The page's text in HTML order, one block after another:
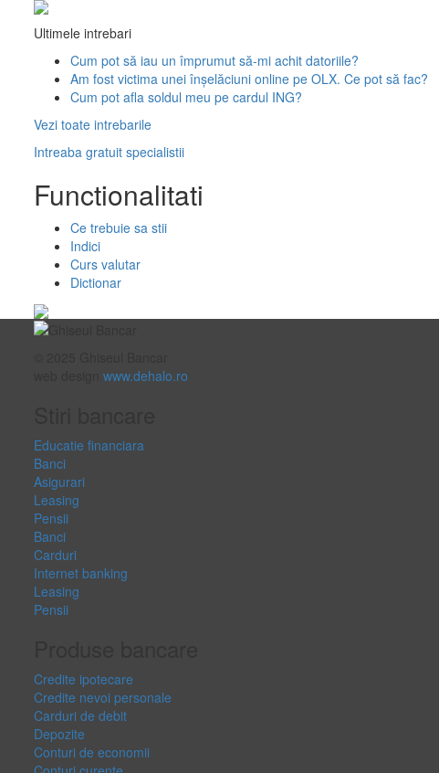
Ultimele intrebari
Cum pot să iau un împrumut să-mi achit datoriile?
Am fost victima unei înșelăciuni online pe OLX. Ce pot să fac?
Cum pot afla soldul meu pe cardul ING?
Vezi toate intrebarile
Intreaba gratuit specialistii
Functionalitati
Ce trebuie sa stii
Indici
Curs valutar
Dictionar
www.dehalo.ro
Educatie financiara
Banci
Asigurari
Leasing
Pensii
Banci
Carduri
Internet banking
Leasing
Pensii
Credite ipotecare
Credite nevoi personale
Carduri de debit
Depozite
Conturi de economii